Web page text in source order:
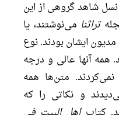
نسل شاهد گروهی از این
تراثنا می‌نوشتند، یا
ایشان بودند. نوع
همه آنها عالی و درجه
متن‌ها همه
و نکاتی را که